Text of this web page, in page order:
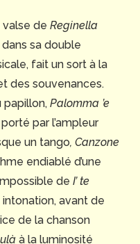
valse de Reginella
dans sa double
fait un sort à la
des souvenances.
papillon, Palomma ’e
par l’ampleur
un tango, Canzone
endiablé d’une
de I’ te
avant de
de la chanson
à la luminosité